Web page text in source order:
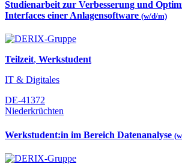
Studienarbeit zur Verbesserung und
Interfaces einer Anlagensoftware (w/d/m)
Teilzeit, Werkstudent
IT & Digitales
DE-41372
Niederkrüchten
Werkstudent:in im Bereich Datenanalyse